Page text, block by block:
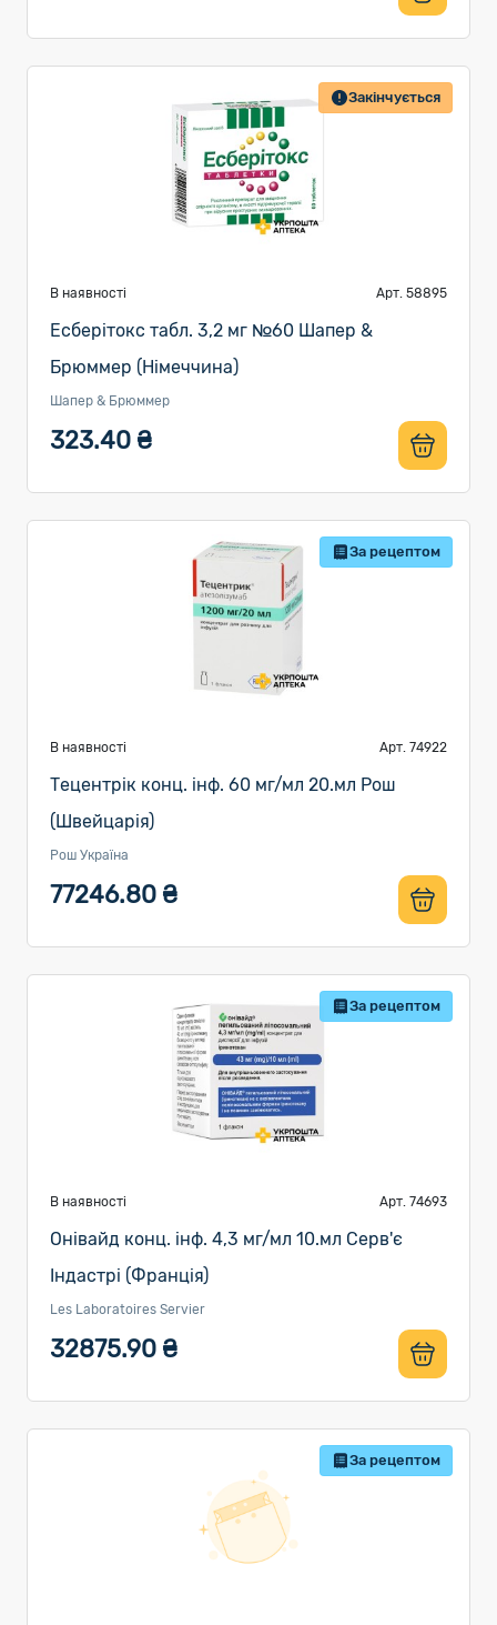
Закінчується
В наявності Арт. 58895
Есберітокс табл. 3,2 мг №60 Шапер &
Брюммер (Німеччина)
Шапер & Брюммер
323.40 ₴
За рецептом
В наявності Арт. 74922
Тецентрік конц. інф. 60 мг/мл 20.мл Рош
(Швейцарія)
Рош Україна
77246.80 ₴
За рецептом
В наявності Арт. 74693
Онівайд конц. інф. 4,3 мг/мл 10.мл Серв'є
Індастрі (Франція)
Les Laboratoires Servier
32875.90 ₴
За рецептом